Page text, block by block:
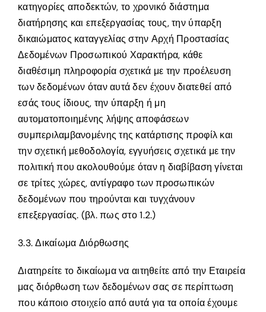
κατηγορίες αποδεκτών, το χρονικό διάστημα
διατήρησης και επεξεργασίας τους, την ύπαρξη
δικαιώματος καταγγελίας στην Αρχή Προστασίας
Δεδομένων Προσωπικού Χαρακτήρα, κάθε
διαθέσιμη πληροφορία σχετικά με την προέλευση
των δεδομένων όταν αυτά δεν έχουν διατεθεί από
εσάς τους ίδιους, την ύπαρξη ή μη
αυτοματοποιημένης λήψης αποφάσεων
συμπεριλαμβανομένης της κατάρτισης προφίλ και
την σχετική μεθοδολογία, εγγυήσεις σχετικά με την
πολιτική που ακολουθούμε όταν η διαβίβαση γίνεται
σε τρίτες χώρες, αντίγραφο των προσωπικών
δεδομένων που τηρούνται και τυγχάνουν
επεξεργασίας. (βλ. πως στο 1.2.)
3.3. Δικαίωμα Διόρθωσης
Διατηρείτε το δικαίωμα να αιτηθείτε από την Εταιρεία
μας διόρθωση των δεδομένων σας σε περίπτωση
που κάποιο στοιχείο από αυτά για τα οποία έχουμε